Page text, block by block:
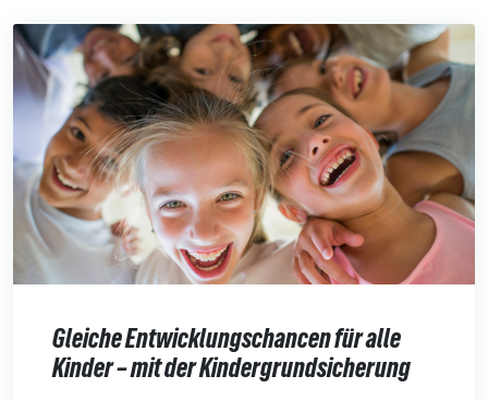
Gleiche Entwicklungschancen für alle
Kinder – mit der Kindergrundsicherung